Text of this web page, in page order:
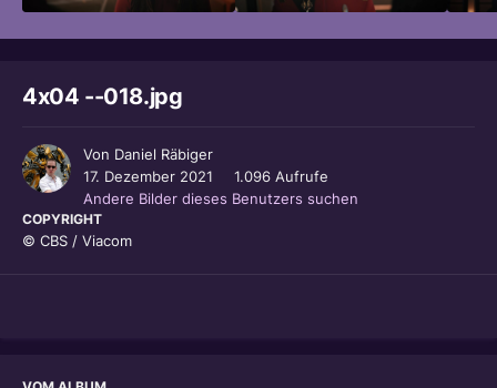
4x04 --018.jpg
Von Daniel Räbiger
17. Dezember 2021
1.096 Aufrufe
Andere Bilder dieses Benutzers suchen
COPYRIGHT
© CBS / Viacom